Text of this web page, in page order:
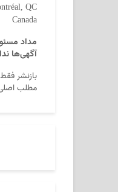
QC
Canada
مداد
آگهی‌ها
بازنشر
مطلب